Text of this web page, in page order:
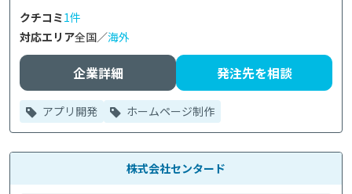
クチコミ1件
対応エリア全国／海外
企業詳細 発注先を相談
アプリ開発 ホームページ制作
株式会社センタード